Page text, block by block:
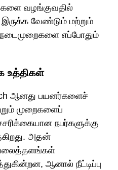
வழங்குவதில்
வேண்டும் மற்றும்
நடைமுறைகளை எப்போதும்
உத்திகள்
ஆனது பயனர்களைச்
முறைகளைப்
நபர்களுக்கு
அதன்
வலைத்தளங்கள்
ஆனால் நீட்டிப்பு